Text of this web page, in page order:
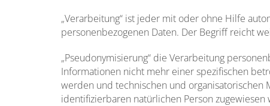
„Verarbeitung“ ist jeder mit oder ohne Hilfe
personenbezogenen Daten. Der Begriff reicht
„Pseudonymisierung“ die Verarbeitung
Informationen nicht mehr einer spezifischen
werden und technischen und
identifizierbaren natürlichen Person zugewiesen